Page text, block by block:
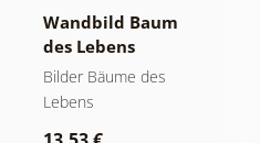
Wandbild Baum
des Lebens
goldene Magie
Bilder Bäume des
Lebens